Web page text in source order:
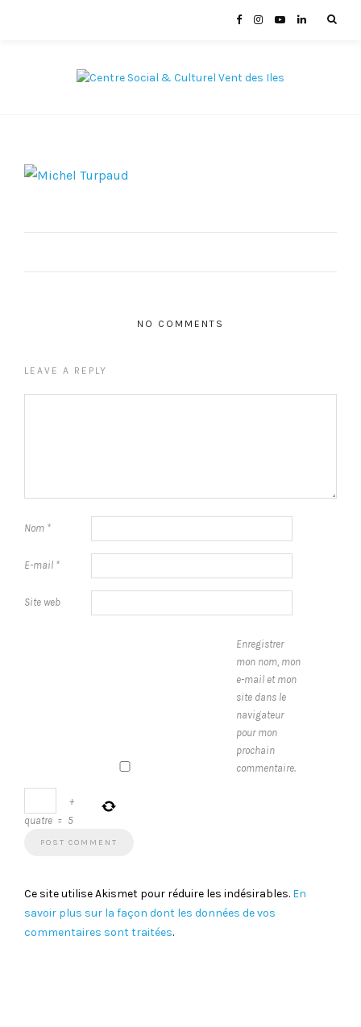
NO COMMENTS
LEAVE A REPLY
Nom *
E-mail *
Site web
Enregistrer
mon nom, mon
e-mail et mon
site dans le
navigateur
pour mon
prochain
commentaire.
+
quatre = 5
Ce site utilise Akismet pour réduire les indésirables. En
savoir plus sur la façon dont les données de vos
commentaires sont traitées.